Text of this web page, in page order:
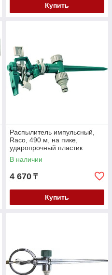
Купить
Распылитель импульсный,
Raco, 490 м, на пике,
ударопрочный пластик
(4260-55/716C)
В наличии
4 670 ₸
Купить